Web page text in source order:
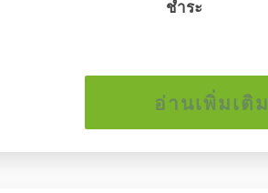
ชำระ
อ่านเพิ่มเติม